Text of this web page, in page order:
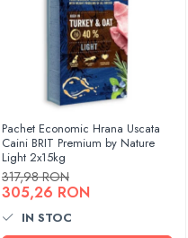
Pachet Economic Hrana Uscata
Caini BRIT Premium by Nature
Light 2x15kg
317,98 RON
305,26 RON
IN STOC